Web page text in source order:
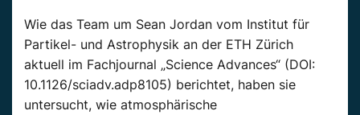
Wie das Team um Sean Jordan vom Institut für
Partikel- und Astrophysik an der ETH Zürich
aktuell im Fachjournal „Science Advances“ (DOI:
10.1126/sciadv.adp8105) berichtet, haben sie
untersucht, wie atmosphärische